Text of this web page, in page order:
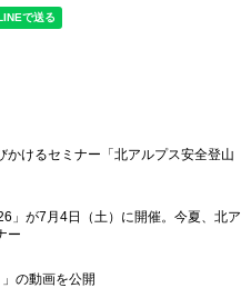
かけるセミナー「北アルプス安全登山
」が7月4日（土）に開催。今夏、北ア
ー
の動画を公開